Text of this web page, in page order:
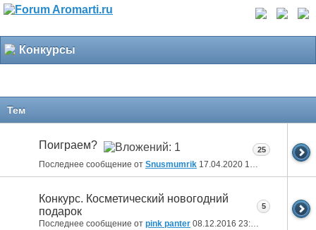
Конкурсы
Тем
Поиграем?
Последнее сообщение от Snusmumrik 17.04.2020 15:11
25
Конкурс. Косметический новогодний
подарок
Последнее сообщение от pink panter 08.12.2016 23:33
5